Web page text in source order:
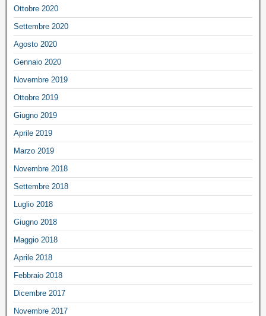
Ottobre 2020
Settembre 2020
Agosto 2020
Gennaio 2020
Novembre 2019
Ottobre 2019
Giugno 2019
Aprile 2019
Marzo 2019
Novembre 2018
Settembre 2018
Luglio 2018
Giugno 2018
Maggio 2018
Aprile 2018
Febbraio 2018
Dicembre 2017
Novembre 2017